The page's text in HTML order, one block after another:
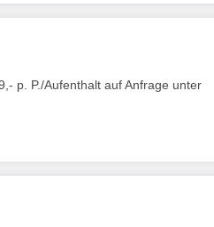
p. P./Aufenthalt auf Anfrage unter